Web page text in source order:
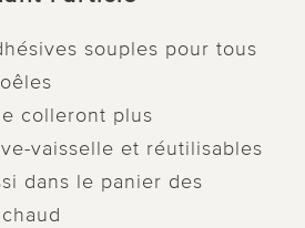
souples pour tous
colleront plus
vaisselle et réutilisables
dans le panier des